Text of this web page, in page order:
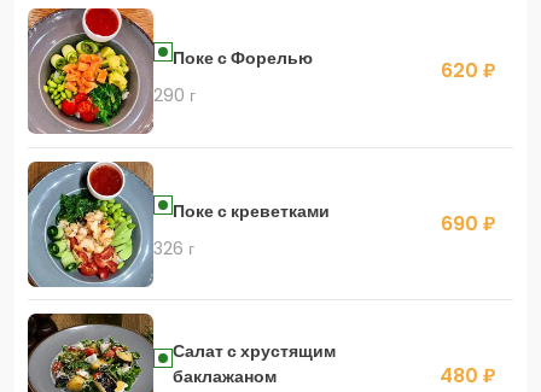
Поке с Форелью
290 г
620 ₽
Поке с креветками
326 г
690 ₽
Салат с хрустящим
баклажаном
480 ₽